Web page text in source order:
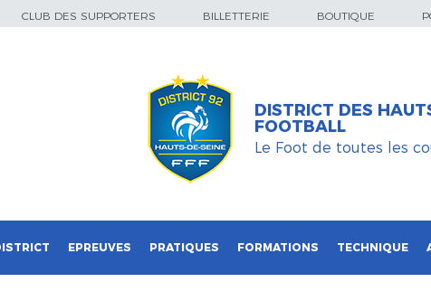
CLUB DES SUPPORTERS BILLETTERIE BOUTIQUE
DISTRICT DES
FOOTBALL
Le Foot de toutes les
EPREUVES PRATIQUES FORMATIONS TECHNIQUE